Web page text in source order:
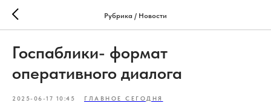
Рубрика / Новости
Госпаблики- формат
оперативного диалога
2025-06-17 10:45 ГЛАВНОЕ СЕГОДНЯ